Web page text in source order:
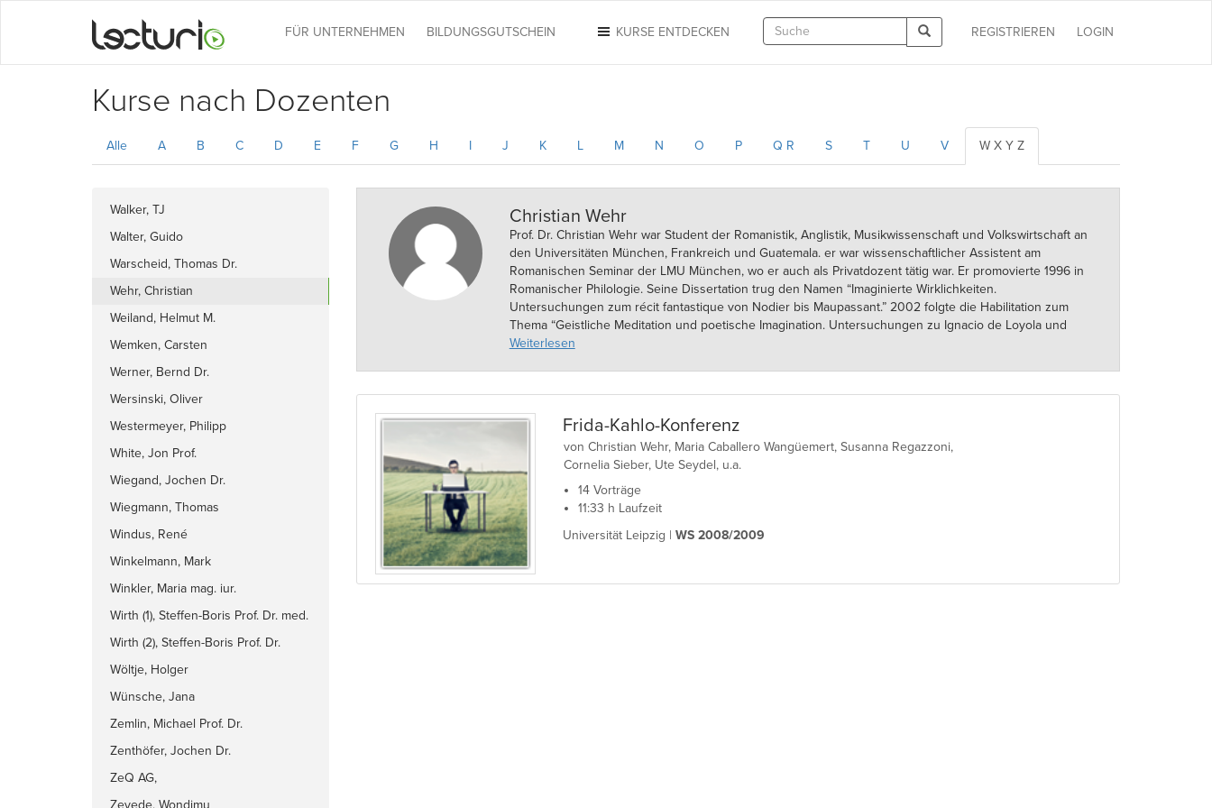
LOGIN
REGISTRIEREN
KURSE ENTDECKEN
FÜR UNTERNEHMEN BILDUNGSGUTSCHEIN
Kurse nach Dozenten
Alle A B C D E F G H I J K L M N O P Q R S T U V W X Y Z
Walker, TJ
Walter, Guido
Warscheid, Thomas Dr.
Wehr, Christian
Weiland, Helmut M.
Wemken, Carsten
Werner, Bernd Dr.
Wersinski, Oliver
Westermeyer, Philipp
White, Jon Prof.
Wiegand, Jochen Dr.
Wiegmann, Thomas
Windus, René
Winkelmann, Mark
Winkler, Maria mag. iur.
Wirth (1), Steffen-Boris Prof. Dr. med.
Wirth (2), Steffen-Boris Prof. Dr.
med.
Wöltje, Holger
Wünsche, Jana
Zemlin, Michael Prof. Dr.
Zenthöfer, Jochen Dr.
ZeQ AG,
Zeyede, Wondimu
Christian Wehr
Prof. Dr. Christian Wehr war Student der Romanistik, Anglistik, Musikwissenschaft und Volkswirtschaft an
den Universitäten München, Frankreich und Guatemala. er war wissenschaftlicher Assistent am
Romanischen Seminar der LMU München, wo er auch als Privatdozent tätig war. Er promovierte 1996 in
Romanischer Philologie. Seine Dissertation trug den Namen “Imaginierte Wirklichkeiten.
Untersuchungen zum récit fantastique von Nodier bis Maupassant.” 2002 folgte die Habilitation zum
Thema “Geistliche Meditation und poetische Imagination. Untersuchungen zu Ignacio de Loyola und
Francisco de Quevedo.” Er hatte von 2004 bis 2013 den Lehrstuhl für Romanische
Lateinamerika. Seit 2013 is er Inhaber des Lehrstuhls für Spanische und Französische
Literaturwissenschaft in Würzburg.
Weiterlesen
Frida-Kahlo-Konferenz
von Christian Wehr, Maria Caballero Wangüemert, Susanna Regazzoni,
Cornelia Sieber, Ute Seydel, u.a.
14 Vorträge
11:33 h Laufzeit
Universität Leipzig |WS 2008/2009